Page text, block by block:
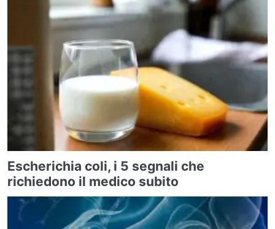
Escherichia coli, i 5 segnali che
richiedono il medico subito